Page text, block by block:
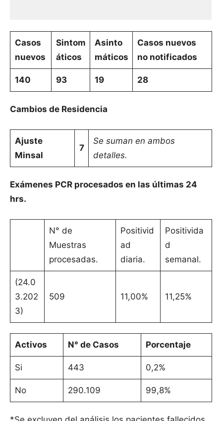
Casos
nuevos
Sintom
áticos
Asinto
máticos
Casos nuevos
no notificados
140 93 19 28
Cambios de Residencia
Ajuste
Minsal
7
Se suman en ambos
detalles.
Exámenes PCR procesados en las últimas 24
hrs.
N° de
Muestras
procesadas.
Positivid
ad
diaria.
Positivida
d
semanal.
(24.0
3.202
3)
509 11,00% 11,25%
Activos N° de Casos Porcentaje
Si 443 0,2%
No 290.109 99,8%